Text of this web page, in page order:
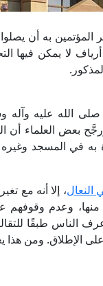
المؤتمين به أن
لا يمكن فيها
صلى الله عليه
بعض العلماء أن
به في المسجد
النعال، إلا أنه مع
وعدم وقوفهم
الناس طبقًا
على الإطلاق. ومن